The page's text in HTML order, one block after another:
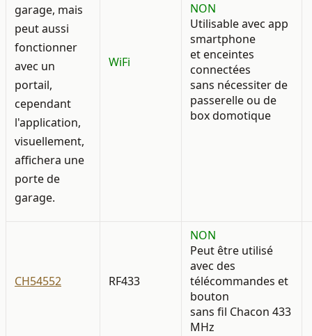
garage, mais
peut aussi
fonctionner
avec un
portail,
cependant
l'application,
visuellement,
affichera une
porte de
garage.
WiFi
NON
Utilisable avec app
smartphone
et enceintes
connectées
sans nécessiter de
passerelle ou de
box domotique
CH54552 RF433
NON
Peut être utilisé
avec des
télécommandes et
bouton
sans fil Chacon 433
MHz